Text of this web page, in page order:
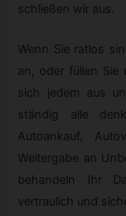
schließen wir aus.
Wenn Sie ratlos
an, oder füllen Sie
sich jedem aus
ständig alle
Autoankauf,
Weitergabe an
behandeln Ihr
vertraulich und